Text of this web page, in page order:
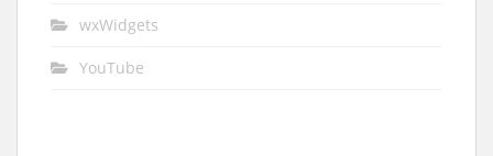
wxWidgets
YouTube